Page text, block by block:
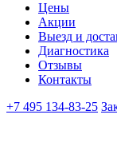
Цены
Акции
Выезд и
Диагностика
Отзывы
Контакты
+7 495 134-83-25